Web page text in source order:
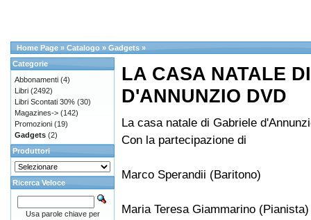
Home Page » Catalogo » Gadgets »
LA CASA NATALE
D'ANNUNZIO DVD
La casa natale di Gabriele
Con la partecipazione di
Marco Sperandii (Baritono)
Maria Teresa Giammarino (Pianista)
Categorie
Abbonamenti (4)
Libri (2492)
Libri Scontati 30% (30)
Magazines-> (142)
Promozioni (19)
Gadgets (2)
Produttori
Ricerca Veloce
Usa parole chiave per